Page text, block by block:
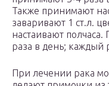
Также принимают
заваривают 1 ст.л.
настаивают
раза в день; каждый
При лечении рака